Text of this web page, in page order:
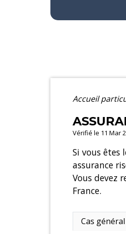
Accueil
Vérifié le 11 Mar
Si vous
assurance
Vous devez
France.
Cas général